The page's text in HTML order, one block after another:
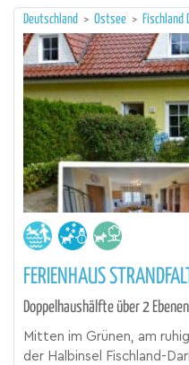
Deutschland > Ostsee > Fischland
FERIENHAUS
Doppelhaushälfte über 2
Mitten im Grünen, am
der Halbinsel Fischland-